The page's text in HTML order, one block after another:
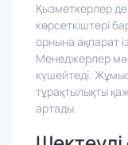
Қызметкерлер де
көрсеткіштері
орнына ақпарат
Менеджерлер
күшейтеді.
тұрақтылықты